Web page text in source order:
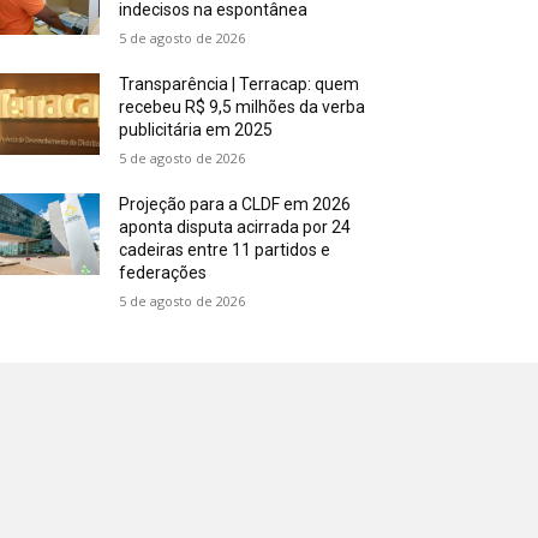
indecisos na espontânea
5 de agosto de 2026
Transparência | Terracap: quem
recebeu R$ 9,5 milhões da verba
publicitária em 2025
5 de agosto de 2026
Projeção para a CLDF em 2026
aponta disputa acirrada por 24
cadeiras entre 11 partidos e
federações
5 de agosto de 2026